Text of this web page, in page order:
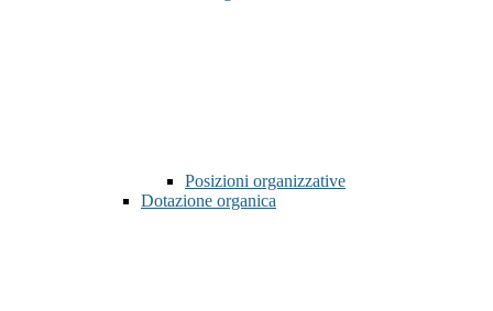
Posizioni organizzative
Dotazione organica